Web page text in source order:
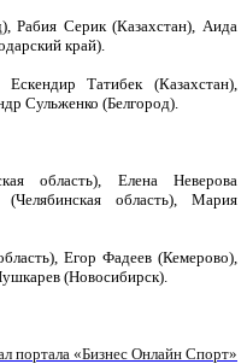
Рабия Серик (Казахстан), Аида
край).
Татибек (Казахстан),
Сульженко (Белгород).
область), Елена Неверова
область), Мария
Егор Фадеев (Кемерово),
(Новосибирск).
портала «Бизнес Онлайн Спорт»